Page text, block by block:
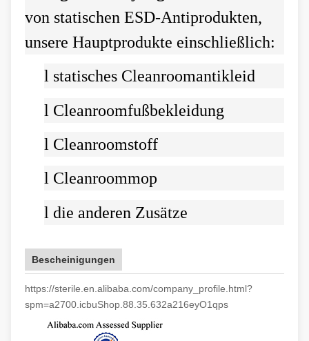
von statischen ESD-Antiprodukten,
unsere Hauptprodukte einschließlich:
l statisches Cleanroomantikleid
l Cleanroomfußbekleidung
l Cleanroomstoff
l Cleanroommop
l die anderen Zusätze
Bescheinigungen
https://sterile.en.alibaba.com/company_profile.html?
spm=a2700.icbuShop.88.35.632a216eyO1qps